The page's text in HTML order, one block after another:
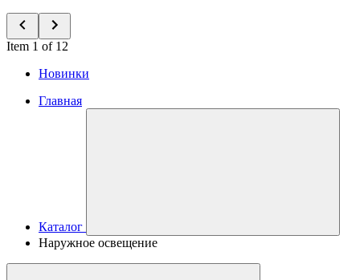
Item 1 of 12
Новинки
Главная
Каталог
Наружное освещение